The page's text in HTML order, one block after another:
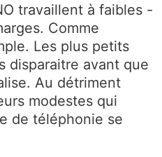
travaillent à faibles -
Comme
Les plus petits
disparaitre avant que
Au détriment
modestes qui
de téléphonie se